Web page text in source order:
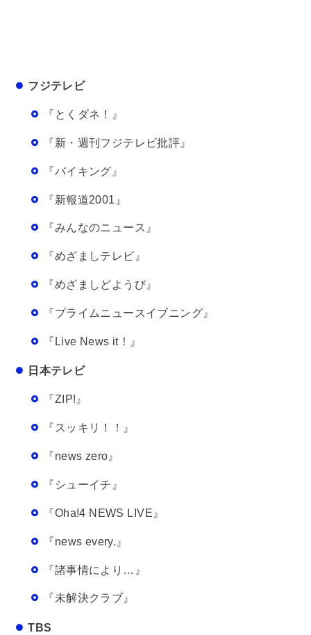
フジテレビ
『とくダネ！』
『新・週刊フジテレビ批評』
『バイキング』
『新報道2001』
『みんなのニュース』
『めざましテレビ』
『めざましどようび』
『プライムニュースイブニング』
『Live News it！』
日本テレビ
『ZIP!』
『スッキリ！！』
『news zero』
『シューイチ』
『Oha!4 NEWS LIVE』
『news every.』
『諸事情により…』
『未解決クラブ』
TBS